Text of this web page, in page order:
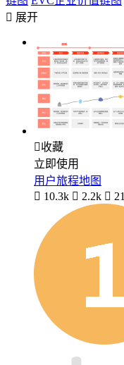
 展开
收藏
立即使用
用户旅程地图
 10.3k  2.2k  21